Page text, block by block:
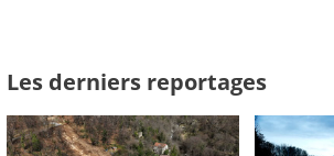
Les derniers reportages